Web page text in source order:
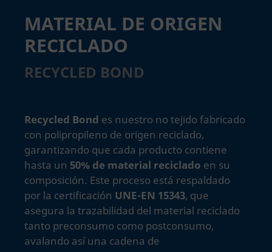
MATERIAL DE ORIGEN
RECICLADO
RECYCLED BOND
Recycled Bond es nuestro no tejido fabricado
con polipropileno de origen reciclado,
garantizando que cada producto contiene
hasta un 50% de material reciclado en su
composición. Este proceso está respaldado
por la certificación UNE-EN 15343, que
asegura la trazabilidad del material reciclado
tanto preconsumo como postconsumo,
avalando así una cadena de